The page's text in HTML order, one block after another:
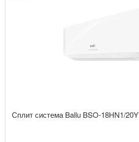
Сплит система Ballu BSO-18HN1/20Y